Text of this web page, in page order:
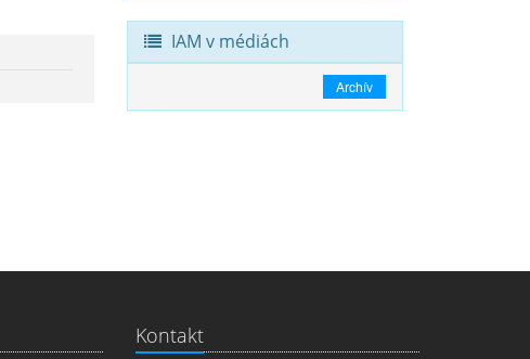
IAM v médiách
Archív
Kontakt